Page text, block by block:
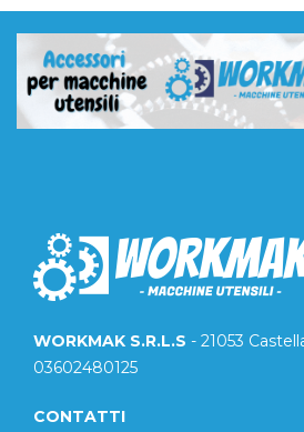
WORKMAK S.R.L.S - 21053
03602480125
CONTATTI